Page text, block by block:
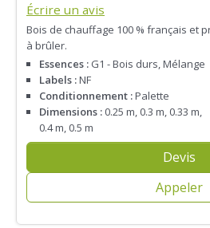
Écrire un avis
Bois de chauffage 100 % français et
à brûler.
Essences : G1 - Bois durs, Mélange
Labels :NF
Conditionnement :Palette
Dimensions : 0.25 m, 0.3 m, 0.33 m,
0.4 m, 0.5 m
Devis
Appeler